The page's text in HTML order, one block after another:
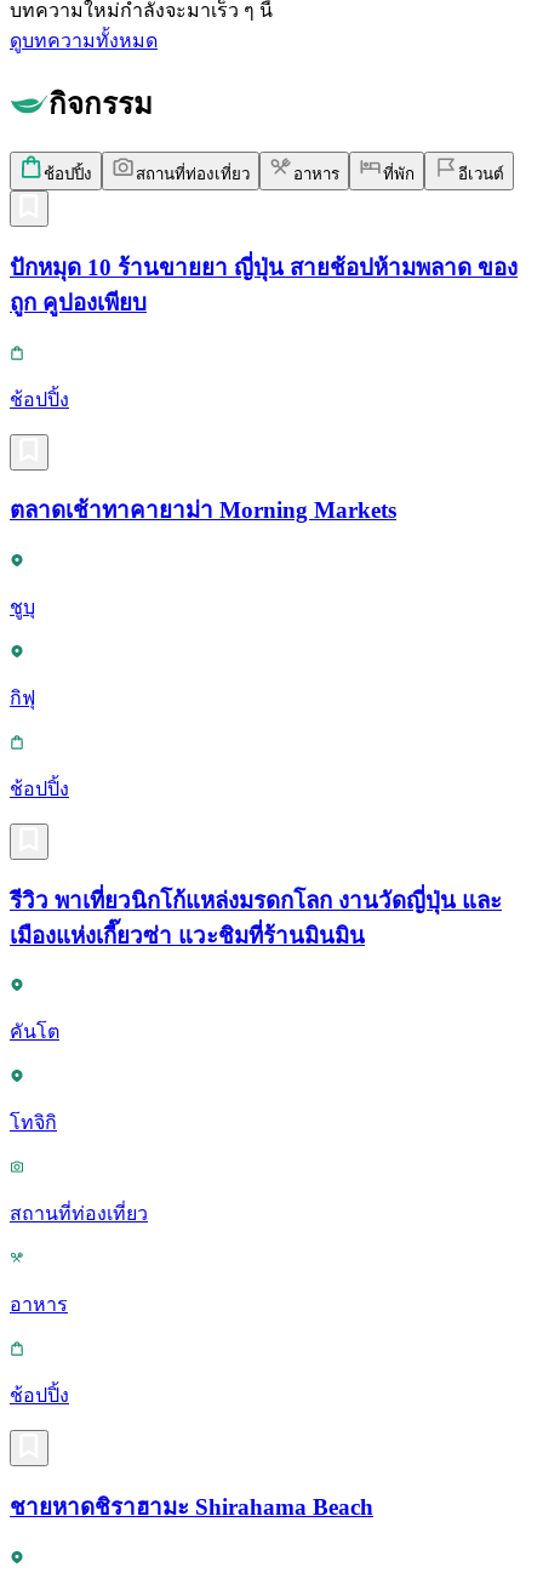
บทความใหม่กำลังจะมาเร็ว ๆ นี้
ดูบทความทั้งหมด
กิจกรรม
ช้อปปิ้ง สถานที่ท่องเที่ยว อาหาร ที่พัก อีเวนต์
ปักหมุด 10 ร้านขายยา ญี่ปุ่น สายช้อปห้ามพลาด ของ
ถูก คูปองเพียบ
ช้อปปิ้ง
ตลาดเช้าทาคายาม่า Morning Markets
ชูบุ
กิฟุ
ช้อปปิ้ง
รีวิว พาเที่ยวนิกโก้แหล่งมรดกโลก งานวัดญี่ปุ่น และ
เมืองแห่งเกี๊ยวซ่า แวะชิมที่ร้านมินมิน
คันโต
โทจิกิ
สถานที่ท่องเที่ยว
อาหาร
ช้อปปิ้ง
ชายหาดชิราฮามะ Shirahama Beach